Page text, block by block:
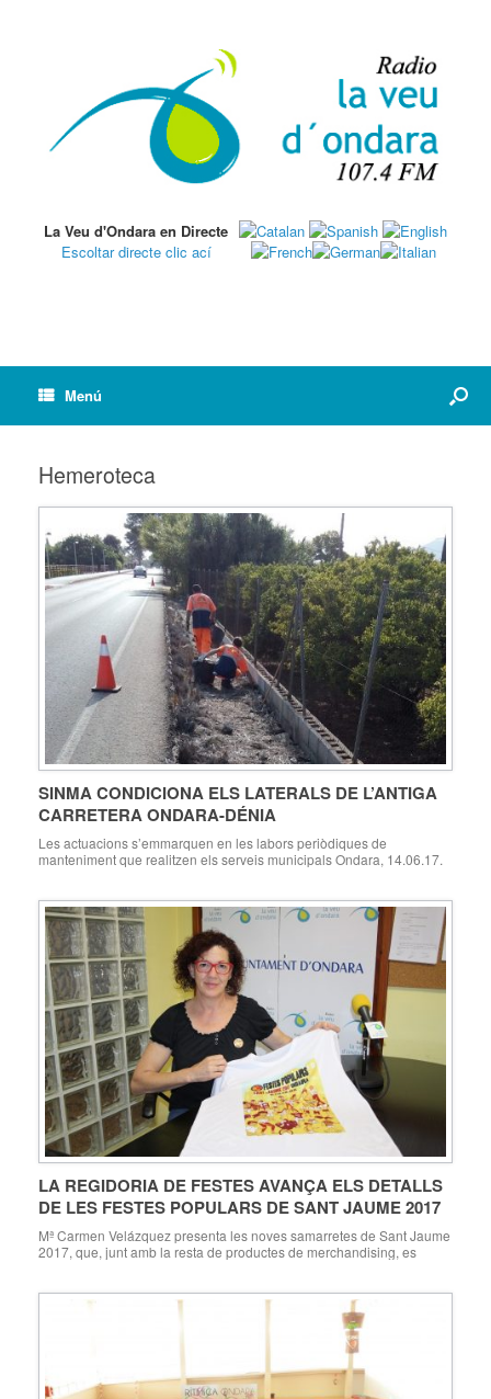
La Veu d'Ondara en Directe
Escoltar directe clic ací
Menú
Hemeroteca
SINMA CONDICIONA ELS LATERALS DE L’ANTIGA
CARRETERA ONDARA-DÉNIA
Les actuacions s’emmarquen en les labors periòdiques de
manteniment que realitzen els serveis municipals Ondara, 14.06.17.
i millora dels espais laterals de l’antiga carretera Ondara-Dénia. Es
tracta d’una actuació realitzada durant els últims […]
LA REGIDORIA DE FESTES AVANÇA ELS DETALLS
DE LES FESTES POPULARS DE SANT JAUME 2017
Mª Carmen Velázquez presenta les noves samarretes de Sant Jaume
2017, que, junt amb la resta de productes de merchandising, es
Uns festejos organitzats per la Regidoria de Festes […]